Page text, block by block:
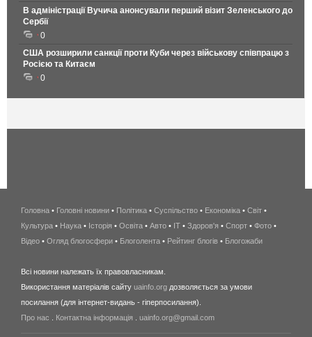
В адміністрації Вучича анонсували перший візит Зеленського до
Сербії
0
США розширили санкції проти Куби через військову співпрацю з
Росією та Китаєм
0
беспроводной
интернет
киев
wimax
в
Головна • Головні новини • Політика • Суспільство • Економіка • Світ •
Культура • Наука • Історія • Освіта • Авто • IT • Здоров'я • Спорт • Фото •
Відео • Огляд блогосфери • Блоголента • Рейтинг блогів • Блогожаби
Всі новини належать їх правовласникам.
Використання матеріалів сайту uainfo.org дозволяється за умови
посилання (для інтернет-видань - гіперпосилання).
Про нас
Контактна інформація uainfo.org@gmail.com